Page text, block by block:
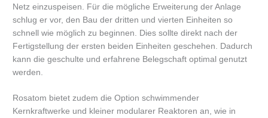
Netz einzuspeisen. Für die mögliche Erweiterung der Anlage
schlug er vor, den Bau der dritten und vierten Einheiten so
schnell wie möglich zu beginnen. Dies sollte direkt nach der
Fertigstellung der ersten beiden Einheiten geschehen. Dadurch
kann die geschulte und erfahrene Belegschaft optimal genutzt
werden.
Rosatom bietet zudem die Option schwimmender
Kernkraftwerke und kleiner modularer Reaktoren an, wie in